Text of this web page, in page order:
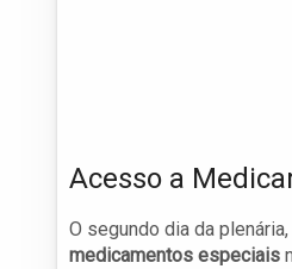
Acesso a
O segundo dia da
medicamentos especiais